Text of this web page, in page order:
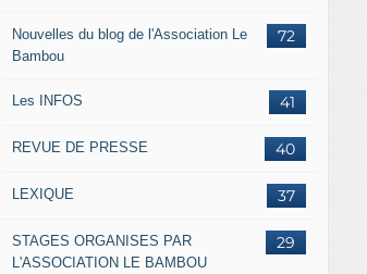
72
Nouvelles du blog de l'Association Le
Bambou
41
Les INFOS
40
REVUE DE PRESSE
37
LEXIQUE
29
STAGES ORGANISES PAR
L'ASSOCIATION LE BAMBOU